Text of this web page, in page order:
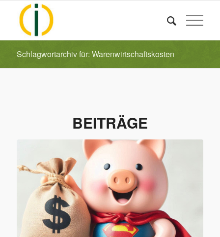
Schlagwortarchiv für: Warenwirtschaftskosten
BEITRÄGE